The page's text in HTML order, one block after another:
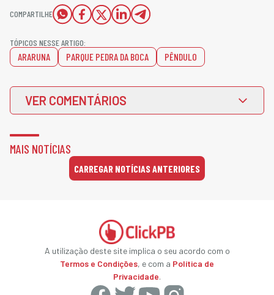
COMPARTILHE
TÓPICOS NESSE ARTIGO:
ARARUNA PARQUE PEDRA DA BOCA PÊNDULO
VER COMENTÁRIOS
MAIS NOTÍCIAS
CARREGAR NOTÍCIAS ANTERIORES
A utilização deste site implica o seu acordo com o
Termos e Condições, e com a Política de
Privacidade.